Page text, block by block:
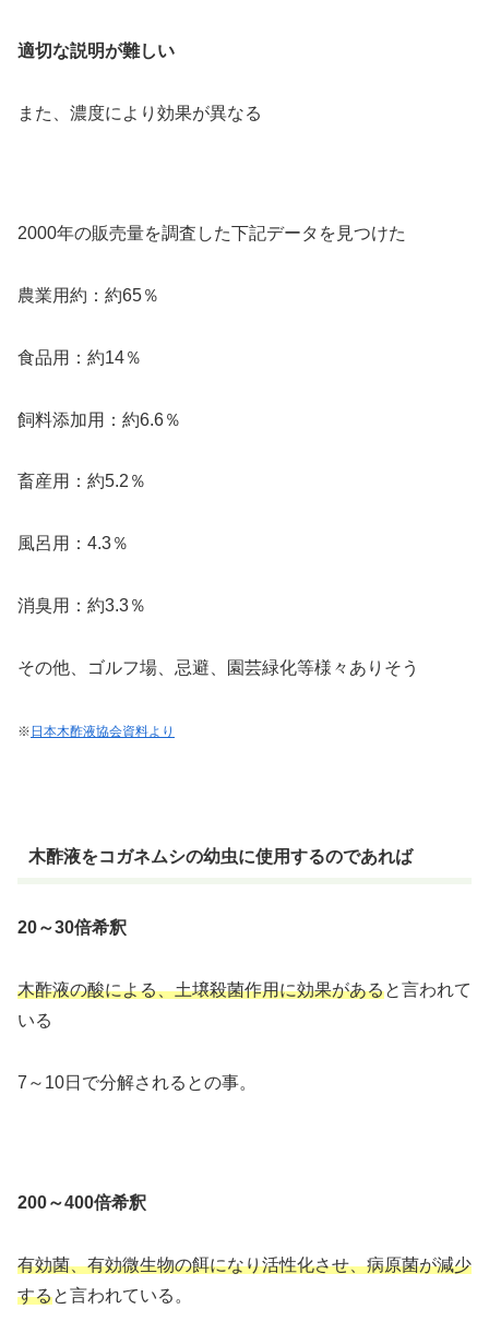
適切な説明が難しい
また、濃度により効果が異なる
2000年の販売量を調査した下記データを見つけた
農業用約：約65％
食品用：約14％
飼料添加用：約6.6％
畜産用：約5.2％
風呂用：4.3％
消臭用：約3.3％
その他、ゴルフ場、忌避、園芸緑化等様々ありそう
※ 日本木酢液協会資料より
木酢液をコガネムシの幼虫に使用するのであれば
20～30倍希釈
木酢液の酸による、土壌殺菌作用に効果があると言われて
いる
7～10日で分解されるとの事。
200～400倍希釈
有効菌、有効微生物の餌になり活性化させ、病原菌が減少
すると言われている。